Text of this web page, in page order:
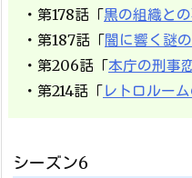
・第178話「黒の組織と
・第187話「闇に響く謎
・第206話「本庁の刑事
・第214話「レトロルー
シーズン6